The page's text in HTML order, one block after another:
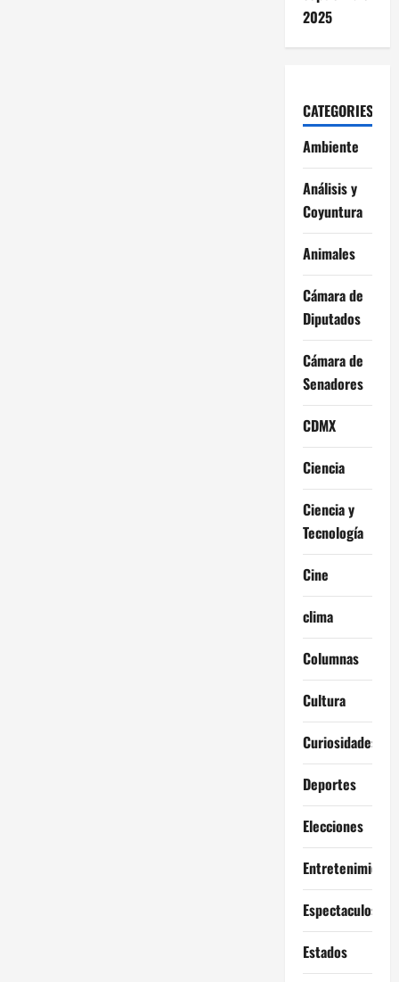
2025
CATEGORIES
Ambiente
Análisis y
Coyuntura
Animales
Cámara de
Diputados
Cámara de
Senadores
CDMX
Ciencia
Ciencia y
Tecnología
Cine
clima
Columnas
Cultura
Curiosidades
Deportes
Elecciones
Entretenimiento
Espectaculos
Estados